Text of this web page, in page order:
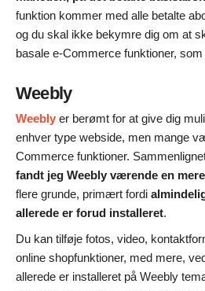
funktion kommer med alle betalte
og du skal ikke bekymre dig om at
basale e-Commerce funktioner,
Weebly
Weebly er berømt for at give dig
enhver type webside, men mange
Commerce funktioner.
fandt jeg Weebly værende en
flere grunde, primært fordi
allerede er forud installeret.
Du kan tilføje fotos, video,
online shopfunktioner, med mere,
allerede er installeret på Weebly